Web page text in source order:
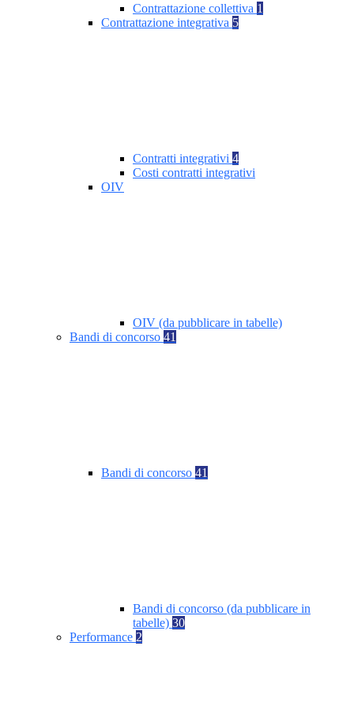
Contrattazione collettiva 1
Contrattazione integrativa 5
Contratti integrativi 4
Costi contratti integrativi
OIV
OIV (da pubblicare in tabelle)
Bandi di concorso 41
Bandi di concorso 41
Bandi di concorso (da pubblicare in
tabelle) 30
Performance 2